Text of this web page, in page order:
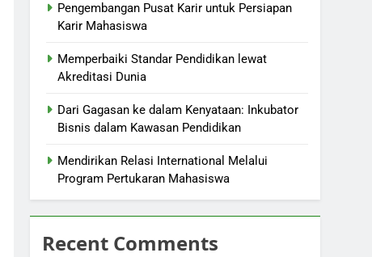
Pengembangan Pusat Karir untuk Persiapan
Karir Mahasiswa
Memperbaiki Standar Pendidikan lewat
Akreditasi Dunia
Dari Gagasan ke dalam Kenyataan: Inkubator
Bisnis dalam Kawasan Pendidikan
Mendirikan Relasi International Melalui
Program Pertukaran Mahasiswa
Recent Comments